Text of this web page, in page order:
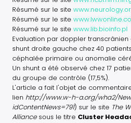
Résumé sur le site
Résumé sur le site
Résumé sur le site www.lib.bioinfo.pl
Evaluation par doppler
shunt droite gauche chez 40
céphalée primaire ou anomalie
Un shunt a été observé chez 17
du groupe de contrôle (17,5%).
L'article a fait l'objet de
lien http://www.w-h-a.org/wha2/
idContentNews=791) sur le site The
Alliancesous le titre Cluster